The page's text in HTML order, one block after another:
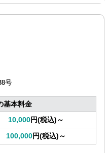
号
基本料金
10,000円(税込)～
100,000円(税込)～